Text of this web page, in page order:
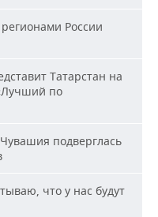
России
Татарстан на
по
подверглась
что у нас будут